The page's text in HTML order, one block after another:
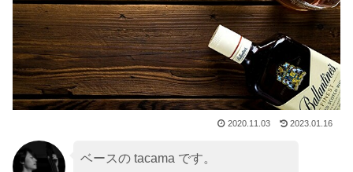
2020.11.03 2023.01.16
ベースの tacama です。